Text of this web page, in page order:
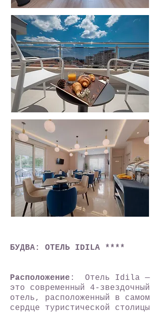
БУДВА: ОТЕЛЬ IDILA ****
Расположение : Отель Idila —
это современный 4-звездочный
отель, расположенный в самом
сердце туристической столицы